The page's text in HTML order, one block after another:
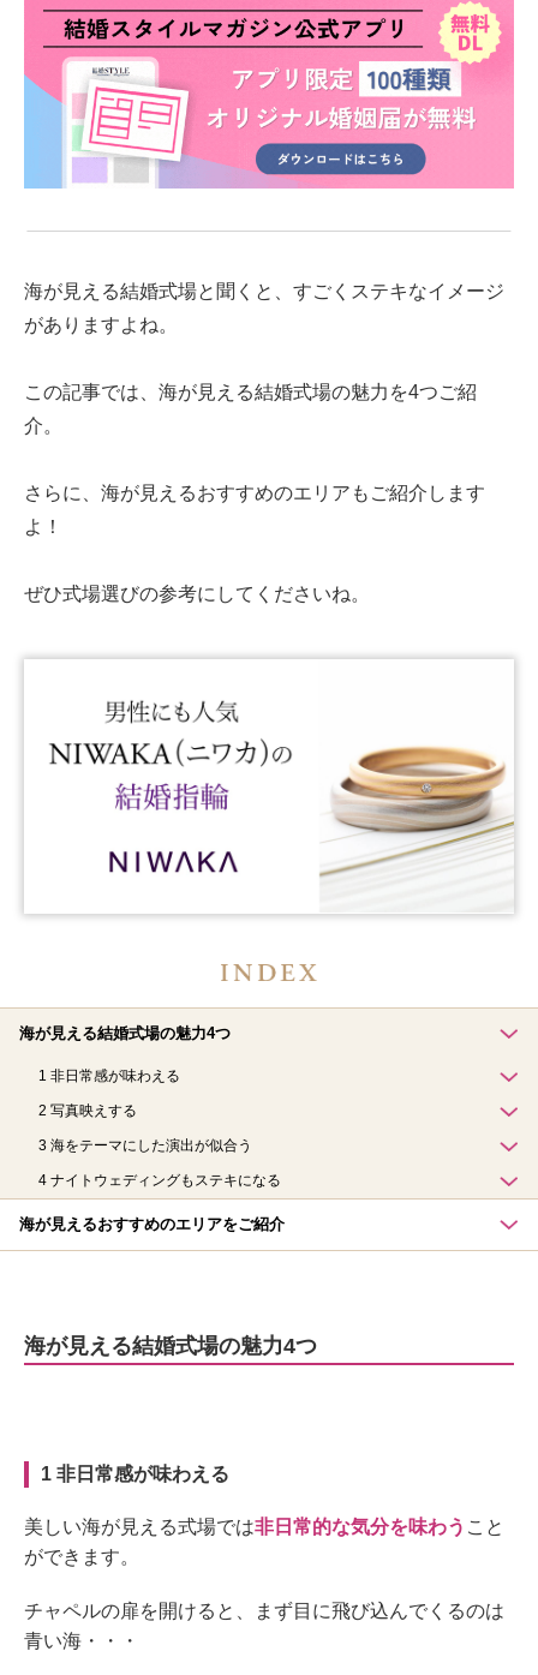
海が見える結婚式場と聞くと、すごくステキなイメージ
がありますよね。
この記事では、海が見える結婚式場の魅力を4つご紹
介。
さらに、海が見えるおすすめのエリアもご紹介します
よ！
ぜひ式場選びの参考にしてくださいね。
海が見える結婚式場の魅力4つ
1 非日常感が味わえる
2 写真映えする
3 海をテーマにした演出が似合う
4 ナイトウェディングもステキになる
海が見えるおすすめのエリアをご紹介
海が見える結婚式場の魅力4つ
1 非日常感が味わえる
美しい海が見える式場では非日常的な気分を味わう こと
ができます。
チャペルの扉を開けると、まず目に飛び込んでくるのは
青い海・・・